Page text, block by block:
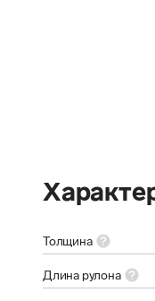
Толщина
Длина рулона